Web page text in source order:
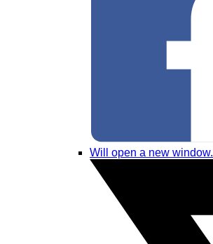
Will open a new window.